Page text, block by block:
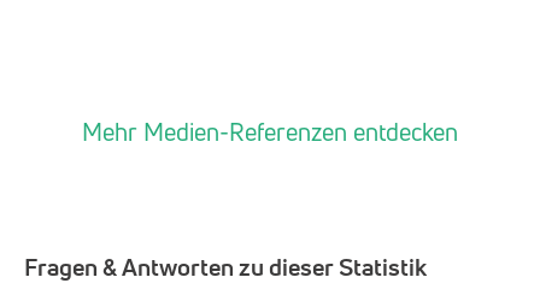
Mehr Medien-Referenzen entdecken
Fragen & Antworten zu dieser Statistik